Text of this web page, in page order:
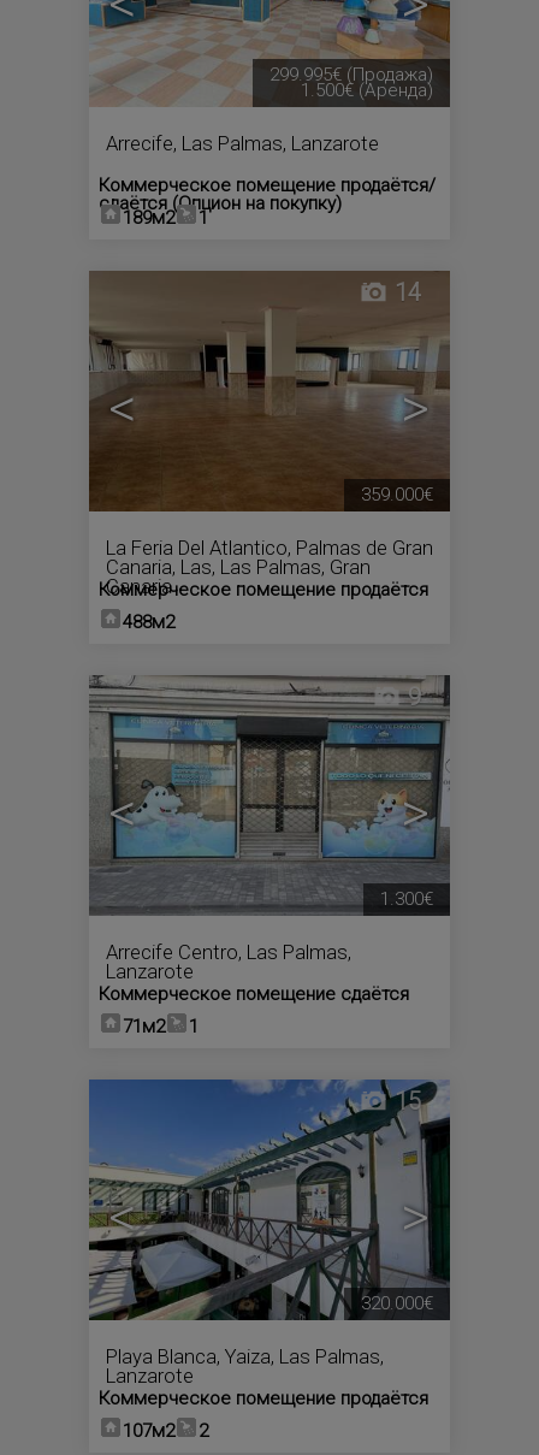
Arrecife, Las Palmas, Lanzarote
Коммерческое помещение продаётся/
сдаётся (Опцион на покупку)
189м2 1
299.995€ (Продажа)
1.500€ (Аренда)
< >
14
La Feria Del Atlantico, Palmas de Gran
Canaria, Las, Las Palmas, Gran
Canaria
Коммерческое помещение продаётся
488м2
359.000€
< >
9
Arrecife Centro, Las Palmas,
Lanzarote
Коммерческое помещение сдаётся
71м2
1
1.300€
< >
15
Playa Blanca, Yaiza, Las Palmas,
Lanzarote
Коммерческое помещение продаётся
107м2
2
320.000€